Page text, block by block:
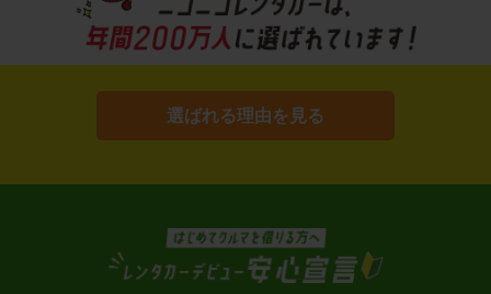
選ばれる理由を見る